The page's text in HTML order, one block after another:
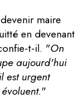
maire
en devenant
t-il. "On
aujourd'hui
est urgent
"